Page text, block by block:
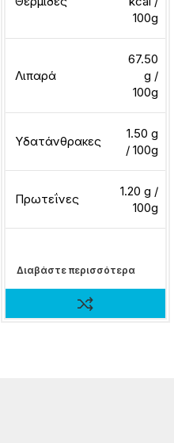
100g
Λιπαρά
67.50
g /
100g
Υδατάνθρακες
1.50 g
/ 100g
Πρωτεΐνες
1.20 g /
100g
Διαβάστε περισσότερα